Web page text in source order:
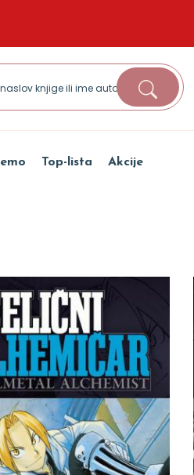
Top-lista Akcije